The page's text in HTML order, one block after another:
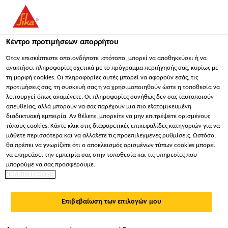
TECHNICAL SALES
ENGINEER - BALI-NTB-NTT
Πλήρης απασχόληση | Υβριδικό
Παραγωγή
Denpasar, Bali, Indonesia
Κέντρο προτιμήσεων απορρήτου
Όταν επισκέπτεστε οποιονδήποτε ιστότοπο, μπορεί να αποθηκεύσει ή να
ανακτήσει πληροφορίες σχετικά με το πρόγραμμα περιήγησής σας, κυρίως με
τη μορφή cookies. Οι πληροφορίες αυτές μπορεί να αφορούν εσάς, τις
προτιμήσεις σας, τη συσκευή σας ή να χρησιμοποιηθούν ώστε η τοποθεσία να
λειτουργεί όπως αναμένετε. Οι πληροφορίες συνήθως δεν σας ταυτοποιούν
απευθείας, αλλά μπορούν να σας παρέχουν μια πιο εξατομικευμένη
διαδικτυακή εμπειρία. Αν θέλετε, μπορείτε να μην επιτρέψετε ορισμένους
τύπους cookies. Κάντε κλικ στις διαφορετικές επικεφαλίδες κατηγοριών για να
μάθετε περισσότερα και να αλλάξετε τις προεπιλεγμένες ρυθμίσεις. Ωστόσο,
θα πρέπει να γνωρίζετε ότι ο αποκλεισμός ορισμένων τύπων cookies μπορεί
να επηρεάσει την εμπειρία σας στην τοποθεσία και τις υπηρεσίες που
μπορούμε να σας προσφέρουμε.
ΠΟΛΙΤΙΚΗ COOKIE
Επιβεβαίωση των επιλογών μου